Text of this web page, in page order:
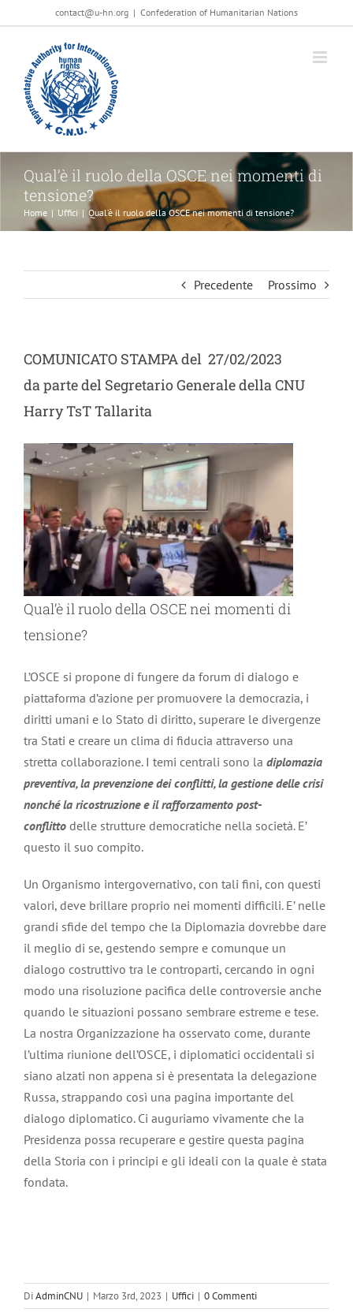
al
contenuto
contact@u-hn.org | Confederation of Humanitarian Nations
Qual’è il ruolo della OSCE nei momenti di
tensione?
Home | Uffici | Qual’è il ruolo della OSCE nei momenti di tensione?
Precedente Prossimo
COMUNICATO STAMPA del 27/02/2023
da parte del Segretario Generale della CNU
Harry TsT Tallarita
Qual’è il ruolo della OSCE nei momenti di
tensione?
L’OSCE si propone di fungere da forum di dialogo e
piattaforma d’azione per promuovere la democrazia, i
diritti umani e lo Stato di diritto, superare le divergenze
tra Stati e creare un clima di fiducia attraverso una
stretta collaborazione. I temi centrali sono la diplomazia
preventiva, la prevenzione dei conflitti, la gestione delle crisi
nonché la ricostruzione e il rafforzamento post-
conflitto delle strutture democratiche nella società. E’
questo il suo compito.
Un Organismo intergovernativo, con tali fini, con questi
valori, deve brillare proprio nei momenti difficili. E’ nelle
grandi sfide del tempo che la Diplomazia dovrebbe dare
il meglio di se, gestendo sempre e comunque un
dialogo costruttivo tra le controparti, cercando in ogni
modo una risoluzione pacifica delle controversie anche
quando le situazioni possano sembrare estreme e tese.
La nostra Organizzazione ha osservato come, durante
l’ultima riunione dell’OSCE, i diplomatici occidentali si
siano alzati non appena si è presentata la delegazione
Russa, strappando così una pagina importante del
dialogo diplomatico. Ci auguriamo vivamente che la
Presidenza possa recuperare e gestire questa pagina
della Storia con i principi e gli ideali con la quale è stata
fondata.
DiAdminCNU | Marzo 3rd, 2023 | Uffici | 0 Commenti